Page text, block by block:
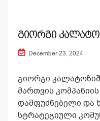
გიორგი
December 23, 2024
გიორგი
მართვის კომპანიის
დამფუძნებელი და
სტრატეგიული